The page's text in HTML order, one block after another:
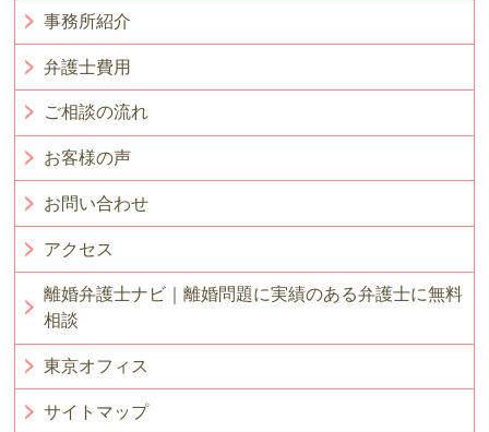
事務所紹介
弁護士費用
ご相談の流れ
お客様の声
お問い合わせ
アクセス
離婚弁護士ナビ｜離婚問題に実績のある弁護士に無料
相談
東京オフィス
サイトマップ